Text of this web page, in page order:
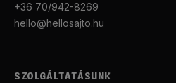
+36 70/942-8269
hello@hellosajto.hu
SZOLGÁLTATÁSUNK